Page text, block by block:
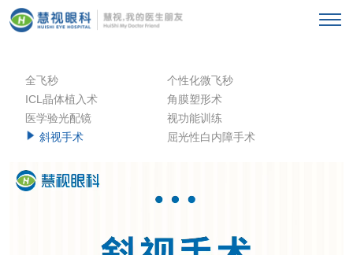
全飞秒
个性化微飞秒
ICL晶体植入术
角膜塑形术
医学验光配镜
视功能训练
斜视手术
屈光性白内障手术